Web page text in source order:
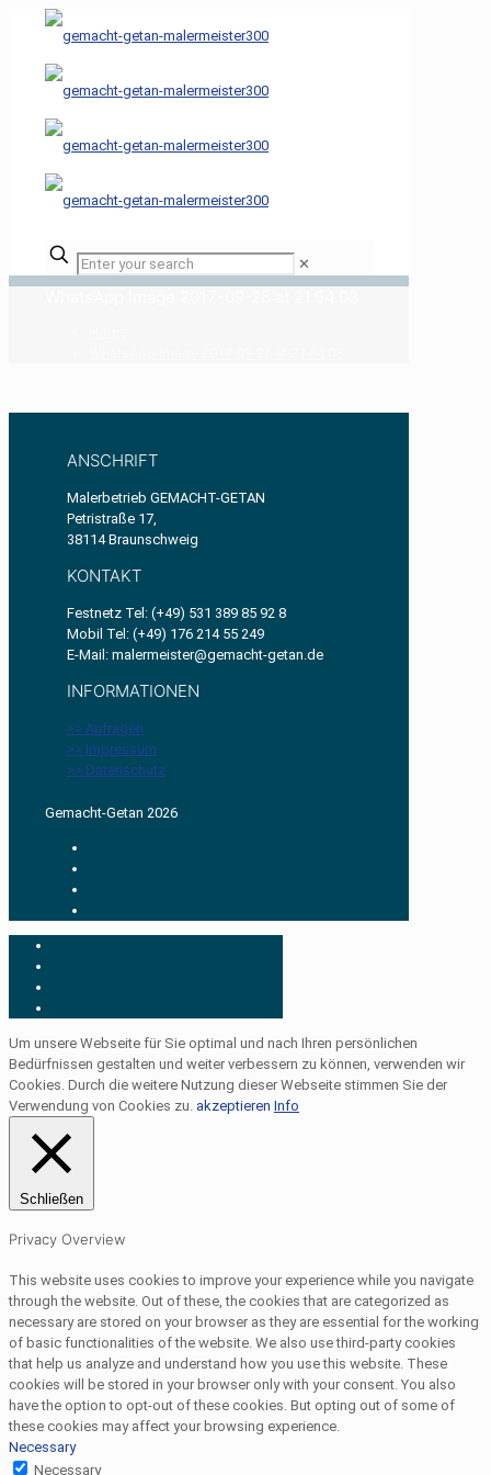
✕
ANSCHRIFT
Malerbetrieb GEMACHT-GETAN
Petristraße 17,
38114 Braunschweig
KONTAKT
Festnetz Tel: (+49) 531 389 85 92 8
Mobil Tel: (+49) 176 214 55 249
E-Mail: malermeister@gemacht-getan.de
INFORMATIONEN
>> Anfragen
>> Impressum
>> Datenschutz
Gemacht-Getan 2026
Um unsere Webseite für Sie optimal und nach Ihren persönlichen
Bedürfnissen gestalten und weiter verbessern zu können, verwenden wir
Cookies. Durch die weitere Nutzung dieser Webseite stimmen Sie der
Verwendung von Cookies zu. akzeptieren Info
Schließen
Privacy Overview
This website uses cookies to improve your experience while you navigate
through the website. Out of these, the cookies that are categorized as
necessary are stored on your browser as they are essential for the working
of basic functionalities of the website. We also use third-party cookies
that help us analyze and understand how you use this website. These
cookies will be stored in your browser only with your consent. You also
have the option to opt-out of these cookies. But opting out of some of
these cookies may affect your browsing experience.
Necessary
Necessary